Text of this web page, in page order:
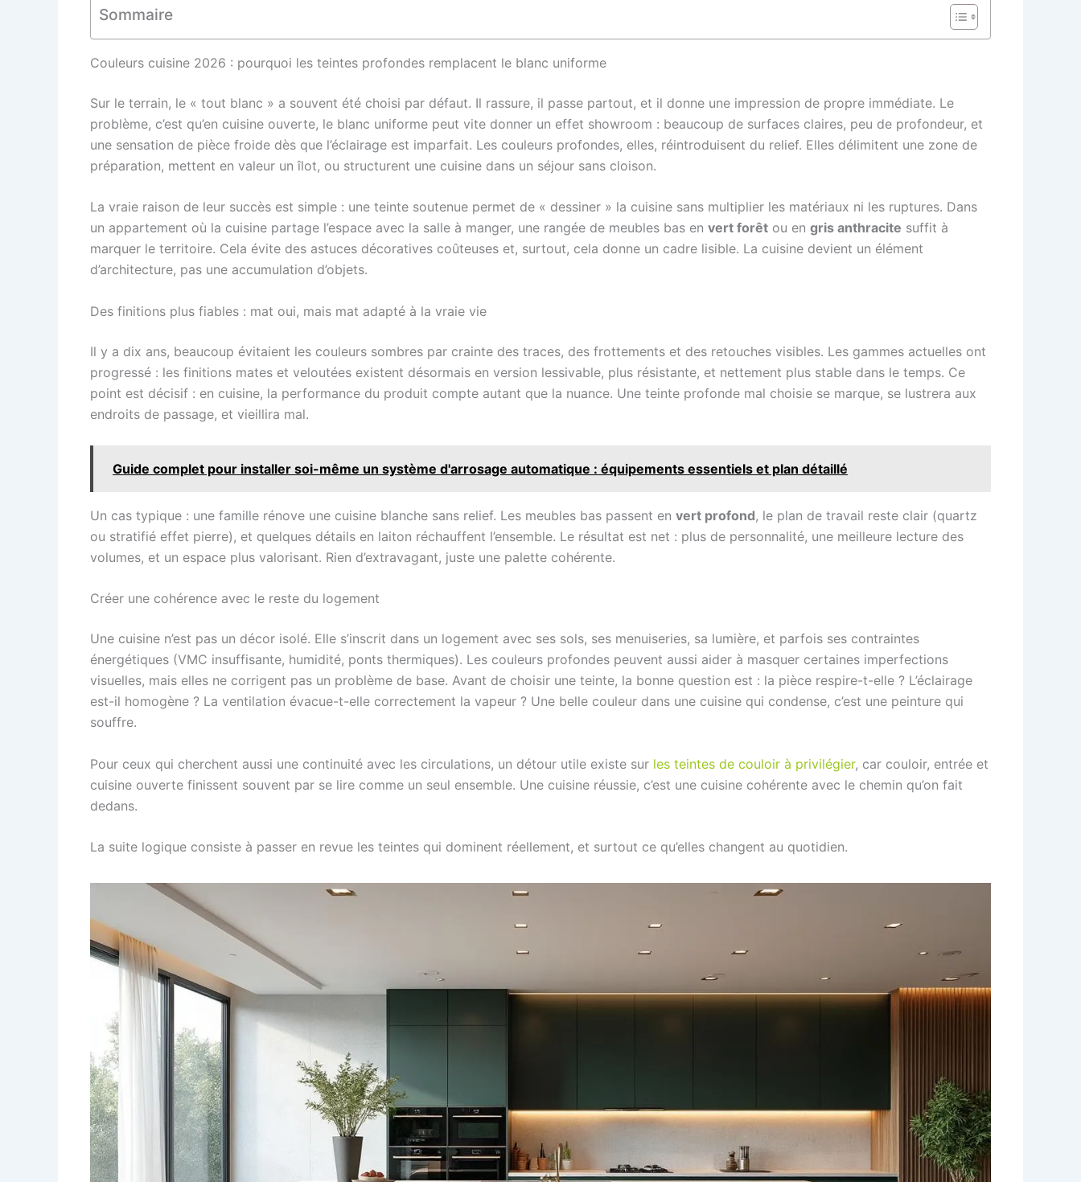
Sommaire
Couleurs cuisine 2026 : pourquoi les teintes profondes remplacent le blanc uniforme
Sur le terrain, le « tout blanc » a souvent été choisi par défaut. Il rassure, il passe partout, et il donne une impression de propre immédiate. Le
problème, c’est qu’en cuisine ouverte, le blanc uniforme peut vite donner un effet showroom : beaucoup de surfaces claires, peu de profondeur, et
une sensation de pièce froide dès que l’éclairage est imparfait. Les couleurs profondes, elles, réintroduisent du relief. Elles délimitent une zone de
préparation, mettent en valeur un îlot, ou structurent une cuisine dans un séjour sans cloison.
La vraie raison de leur succès est simple : une teinte soutenue permet de « dessiner » la cuisine sans multiplier les matériaux ni les ruptures. Dans
un appartement où la cuisine partage l’espace avec la salle à manger, une rangée de meubles bas en vert forêt ou en gris anthracite suffit à
marquer le territoire. Cela évite des astuces décoratives coûteuses et, surtout, cela donne un cadre lisible. La cuisine devient un élément
d’architecture, pas une accumulation d’objets.
Des finitions plus fiables : mat oui, mais mat adapté à la vraie vie
Il y a dix ans, beaucoup évitaient les couleurs sombres par crainte des traces, des frottements et des retouches visibles. Les gammes actuelles ont
progressé : les finitions mates et veloutées existent désormais en version lessivable, plus résistante, et nettement plus stable dans le temps. Ce
point est décisif : en cuisine, la performance du produit compte autant que la nuance. Une teinte profonde mal choisie se marque, se lustrera aux
endroits de passage, et vieillira mal.
Guide complet pour installer soi-même un système d'arrosage automatique : équipements essentiels et plan détaillé
Un cas typique : une famille rénove une cuisine blanche sans relief. Les meubles bas passent en vert profond, le plan de travail reste clair (quartz
ou stratifié effet pierre), et quelques détails en laiton réchauffent l’ensemble. Le résultat est net : plus de personnalité, une meilleure lecture des
volumes, et un espace plus valorisant. Rien d’extravagant, juste une palette cohérente.
Créer une cohérence avec le reste du logement
Une cuisine n’est pas un décor isolé. Elle s’inscrit dans un logement avec ses sols, ses menuiseries, sa lumière, et parfois ses contraintes
énergétiques (VMC insuffisante, humidité, ponts thermiques). Les couleurs profondes peuvent aussi aider à masquer certaines imperfections
visuelles, mais elles ne corrigent pas un problème de base. Avant de choisir une teinte, la bonne question est : la pièce respire-t-elle ? L’éclairage
est-il homogène ? La ventilation évacue-t-elle correctement la vapeur ? Une belle couleur dans une cuisine qui condense, c’est une peinture qui
souffre.
Pour ceux qui cherchent aussi une continuité avec les circulations, un détour utile existe sur les teintes de couloir à privilégier, car couloir, entrée et
cuisine ouverte finissent souvent par se lire comme un seul ensemble. Une cuisine réussie, c’est une cuisine cohérente avec le chemin qu’on fait
dedans.
La suite logique consiste à passer en revue les teintes qui dominent réellement, et surtout ce qu’elles changent au quotidien.